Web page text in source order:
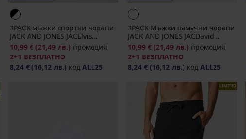
3PACK мъжки спортни чорапи
JACK AND JONES JACElvis...
10,99 € (21,49 лв.) промоция
2+1 БЕЗПЛАТНО
8,24 € (16,12 лв.) код ALL25
3PACK Мъжки памучни чорапи
JACK AND JONES JACDavid...
10,99 € (21,49 лв.) промоция
2+1 БЕЗПЛАТНО
8,24 € (16,12 лв.) код ALL25
LIMITED